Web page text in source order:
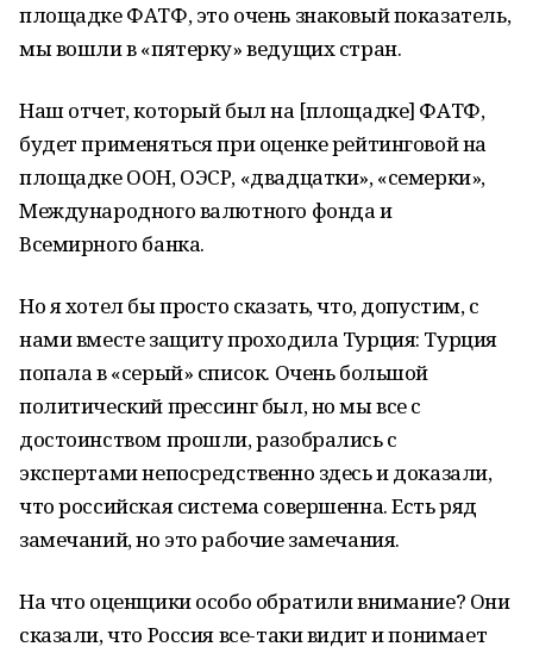
площадке ФАТФ, это очень знаковый показатель,
мы вошли в «пятерку» ведущих стран.
Наш отчет, который был на [площадке] ФАТФ,
будет применяться при оценке рейтинговой на
площадке ООН, ОЭСР, «двадцатки», «семерки»,
Международного валютного фонда и
Всемирного банка.
Но я хотел бы просто сказать, что, допустим, с
нами вместе защиту проходила Турция: Турция
попала в «серый» список. Очень большой
политический прессинг был, но мы все с
достоинством прошли, разобрались с
экспертами непосредственно здесь и доказали,
что российская система совершенна. Есть ряд
замечаний, но это рабочие замечания.
На что оценщики особо обратили внимание? Они
сказали, что Россия все-таки видит и понимает